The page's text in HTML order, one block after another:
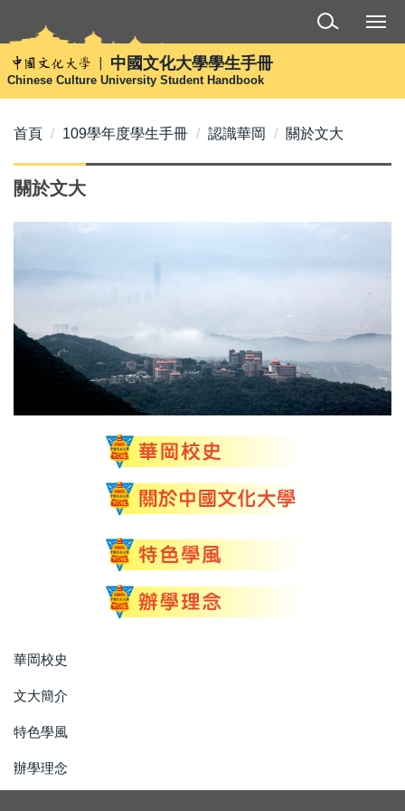
到
主
要
內
區
中國文化大學學生手冊
Chinese Culture University Student Handbook
首頁 109學年度學生手冊 認識華岡 關於文大
關於文大
華岡校史
文大簡介
特色學風
辦學理念